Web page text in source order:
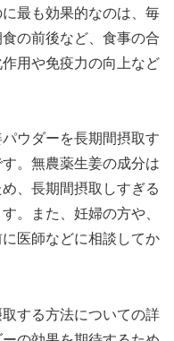
最も効果的なのは、毎
の前後など、食事の合
用や免疫力の向上など
ウダーを長期間摂取す
。無農薬生姜の成分は
、長期間摂取しすぎる
。また、妊婦の方や、
医師などに相談してか
する方法についての詳